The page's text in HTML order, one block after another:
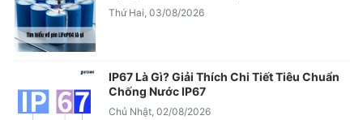
Thứ Hai, 03/08/2026
IP67 Là Gì? Giải Thích Chi Tiết Tiêu Chuẩn
Chống Nước IP67
Chủ Nhật, 02/08/2026